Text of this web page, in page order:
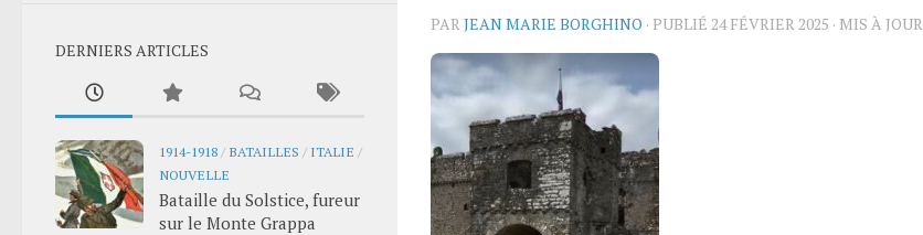
PAR JEAN MARIE BORGHINO · PUBLIÉ 24 FÉVRIER 2025 · MIS À JOUR
DERNIERS ARTICLES
1914-1918 / BATAILLES / ITALIE /
NOUVELLE
Bataille du Solstice, fureur
sur le Monte Grappa